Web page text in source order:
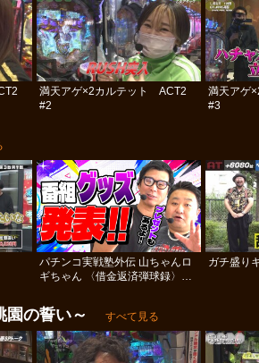
満天アゲ×2カルテット ACT2
#2
満天アゲ
#3
パチンコ実戦塾外伝 山ちゃんロ
ギちゃん 〈借金返済弾球録〉
ガチ盛り
園の誓い～ すべて見る